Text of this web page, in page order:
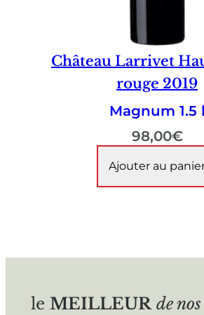
Château Larrivet
rouge 2019
Magnum 1.5 l
98,00€
Ajouter au
le MEILLEUR de nos